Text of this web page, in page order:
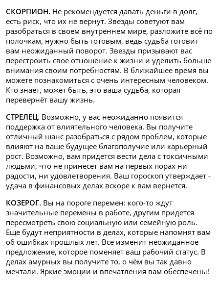
СКОРПИОН. Не рекомендуется давать деньги в долг,
есть риск, что их не вернут. Звезды советуют вам
разобраться в своем внутреннем мире, разложите всё по
полочкам, нужно быть готовым, ведь судьба готовит
вам неожиданный поворот. Звезды призывают вас
перестроить свое отношение к жизни и уделить больше
внимания своим потребностям. В ближайшее время вы
можете познакомиться с очень интересным человеком.
Кто знает, может быть, это ваша судьба, которая
перевернёт вашу жизнь.
СТРЕЛЕЦ. Возможно, у вас неожиданно появится
поддержка от влиятельного человека. Вы получите
отличный шанс разобраться с рядом проблем, которые
влияют на ваше будущее благополучие или карьерный
рост. Возможно, вам придется вести дела с токсичными
людьми, что не принесет вам на первых порах ни
радости, ни удовлетворения. Ваш гороскоп утверждает -
удача в финансовых делах вскоре к вам вернется.
КОЗЕРОГ. Вы на пороге перемен: кого-то ждут
значительные перемены в работе, другим придется
пересмотреть свою социальную или семейную роль.
Еще будут неприятности в делах, которые напомнят вам
об ошибках прошлых лет. Все изменит неожиданное
предложение, которое поменяет ваш рабочий статус. В
делах амурных вы получите то, о чём вы так давно
мечтали. Яркие эмоции и впечатления вам обеспечены!